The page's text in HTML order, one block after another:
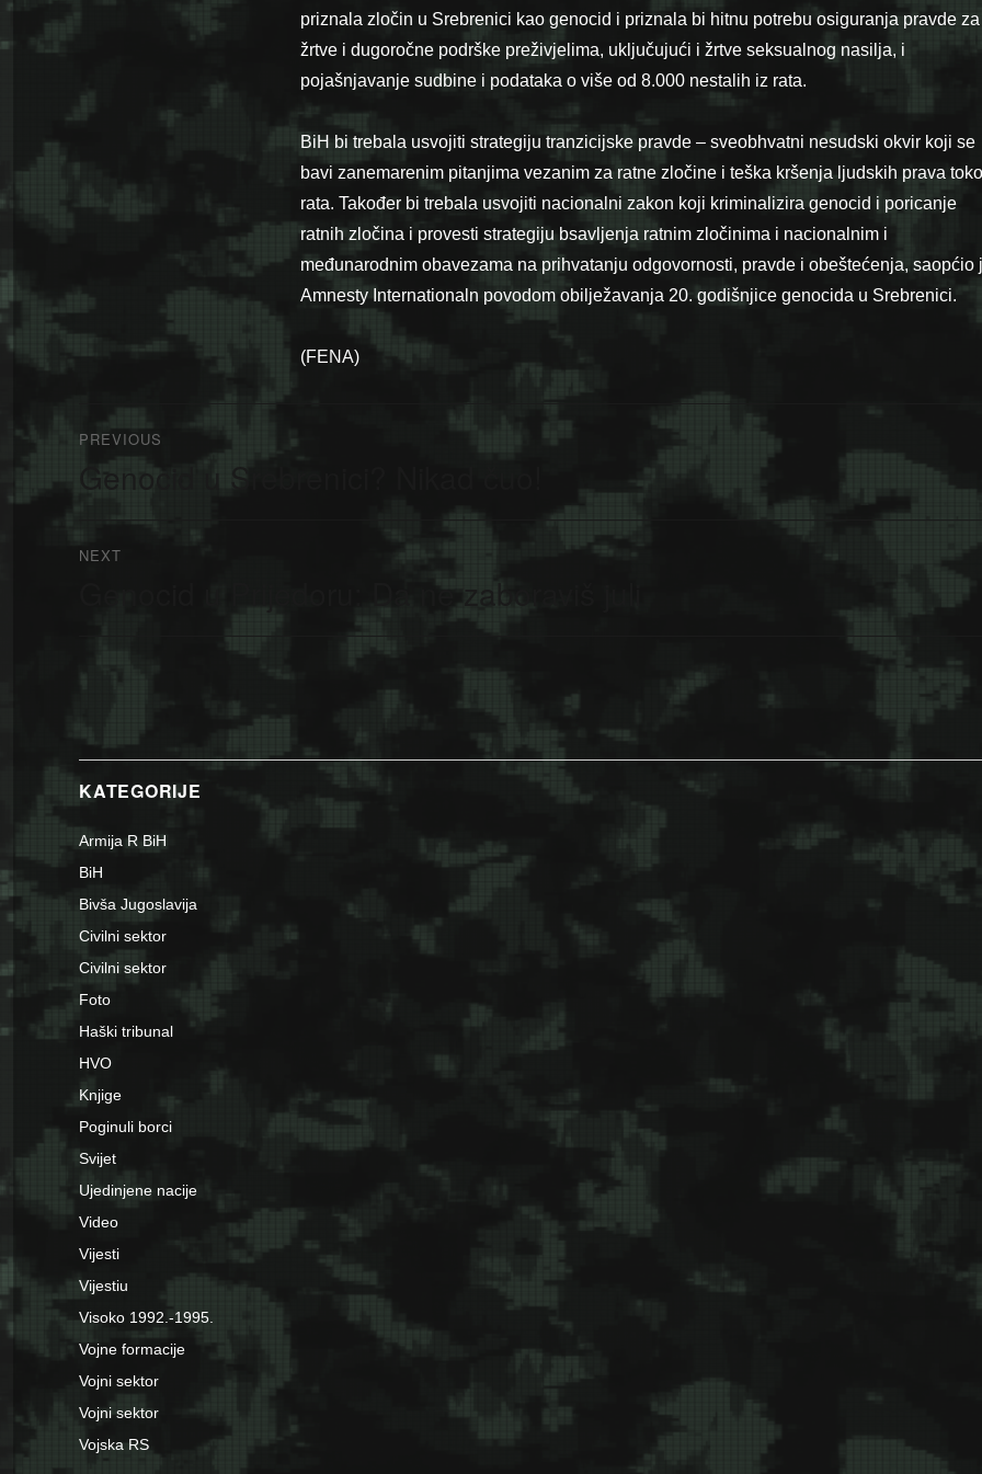
priznala zločin u Srebrenici kao genocid i priznala bi hitnu potrebu osiguranja pravde za
žrtve i dugoročne podrške preživjelima, uključujući i žrtve seksualnog nasilja, i
pojašnjavanje sudbine i podataka o više od 8.000 nestalih iz rata.
BiH bi trebala usvojiti strategiju tranzicijske pravde – sveobhvatni nesudski okvir koji se
bavi zanemarenim pitanjima vezanim za ratne zločine i teška kršenja ljudskih prava
rata. Također bi trebala usvojiti nacionalni zakon koji kriminalizira genocid i poricanje
ratnih zločina i provesti strategiju bsavljenja ratnim zločinima i nacionalnim i
međunarodnim obavezama na prihvatanju odgovornosti, pravde i obeštećenja, saopćio
Amnesty Internationaln povodom obilježavanja 20. godišnjice genocida u Srebrenici.
(FENA)
Navigacija
članaka
PREVIOUS
Previous
post:
Genocid u Srebrenici? Nikad čuo!
NEXT
Genocid u Prijedoru: Da ne zaboraviš juli
KATEGORIJE
Armija R BiH
BiH
Bivša Jugoslavija
Civilni sektor
Civilni sektor
Foto
Haški tribunal
HVO
Knjige
Poginuli borci
Svijet
Ujedinjene nacije
Video
Vijesti
Vijestiu
Visoko 1992.-1995.
Vojne formacije
Vojni sektor
Vojni sektor
Vojska RS